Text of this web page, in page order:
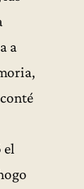
a
el